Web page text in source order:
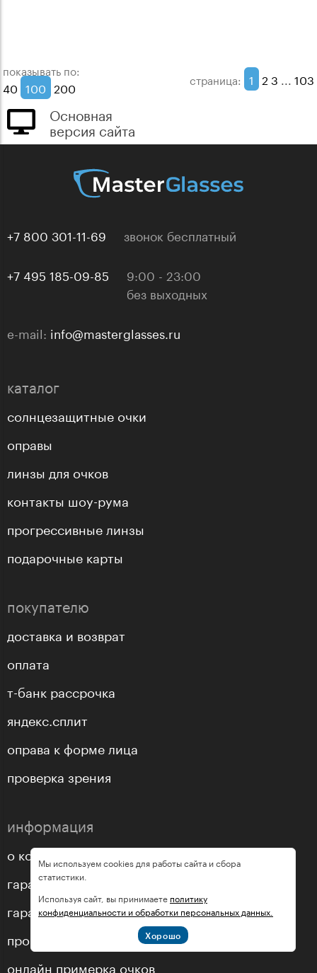
показывать по:
40 100 200 страница: 1 2 3 103
Основная
версия сайта
+7 800 301-11-69 звонок бесплатный
+7 495 185-09-85
9:00 - 23:00
без выходных
e-mail: info@masterglasses.ru
каталог
солнцезащитные очки
оправы
линзы для очков
контакты шоу-рума
прогрессивные линзы
подарочные карты
покупателю
доставка и возврат
оплата
т-банк рассрочка
яндекс.сплит
оправа к форме лица
проверка зрения
информация
о компании
гарантии
гарантия подлинности
процесс заказа очков с линзами
онлайн примерка очков
Мы используем cookies для работы сайта и сбора
статистики.
Используя сайт, вы принимаете политику
конфиденциальности и обработки персональных данных.
Хорошо